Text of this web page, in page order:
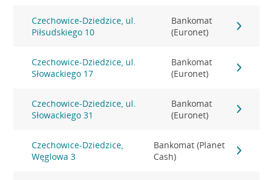
Czechowice-Dziedzice, ul.
Piłsudskiego 10
Bankomat
(Euronet)
Czechowice-Dziedzice, ul.
Słowackiego 17
Bankomat
(Euronet)
Czechowice-Dziedzice, ul.
Słowackiego 31
Bankomat
(Euronet)
Czechowice-Dziedzice,
Węglowa 3
Bankomat (Planet
Cash)